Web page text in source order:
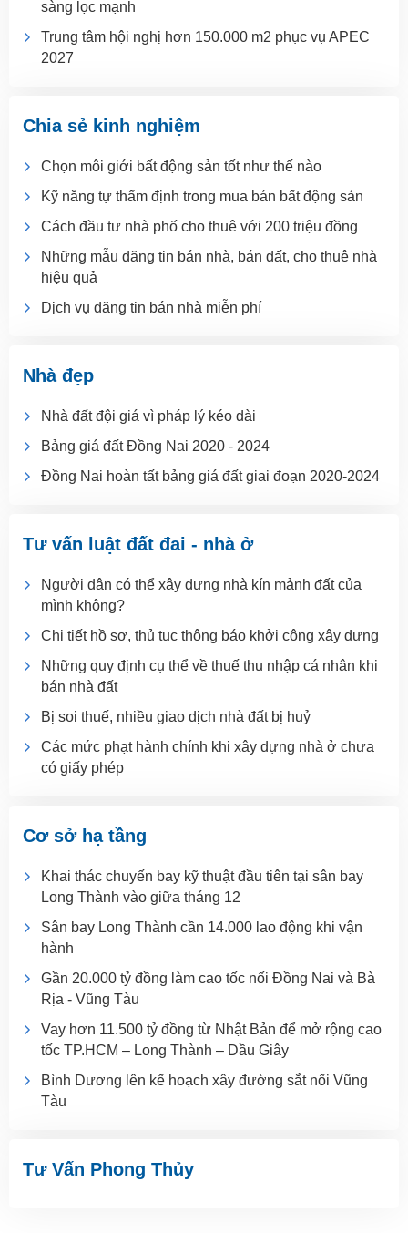
sàng lọc mạnh
Trung tâm hội nghị hơn 150.000 m2 phục vụ APEC
2027
Chia sẻ kinh nghiệm
Chọn môi giới bất động sản tốt như thế nào
Kỹ năng tự thẩm định trong mua bán bất động sản
Cách đầu tư nhà phố cho thuê với 200 triệu đồng
Những mẫu đăng tin bán nhà, bán đất, cho thuê nhà
hiệu quả
Dịch vụ đăng tin bán nhà miễn phí
Nhà đẹp
Nhà đất đội giá vì pháp lý kéo dài
Bảng giá đất Đồng Nai 2020 - 2024
Đồng Nai hoàn tất bảng giá đất giai đoạn 2020-2024
Tư vấn luật đất đai - nhà ở
Người dân có thể xây dựng nhà kín mảnh đất của
mình không?
Chi tiết hồ sơ, thủ tục thông báo khởi công xây dựng
Những quy định cụ thể về thuế thu nhập cá nhân khi
bán nhà đất
Bị soi thuế, nhiều giao dịch nhà đất bị huỷ
Các mức phạt hành chính khi xây dựng nhà ở chưa
có giấy phép
Cơ sở hạ tầng
Khai thác chuyến bay kỹ thuật đầu tiên tại sân bay
Long Thành vào giữa tháng 12
Sân bay Long Thành cần 14.000 lao động khi vận
hành
Gần 20.000 tỷ đồng làm cao tốc nối Đồng Nai và Bà
Rịa - Vũng Tàu
Vay hơn 11.500 tỷ đồng từ Nhật Bản để mở rộng cao
tốc TP.HCM – Long Thành – Dầu Giây
Bình Dương lên kế hoạch xây đường sắt nối Vũng
Tàu
Tư Vấn Phong Thủy